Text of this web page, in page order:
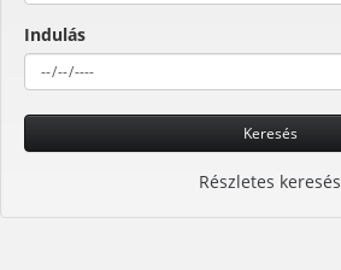
Indulás
Keresés
Részletes keresés